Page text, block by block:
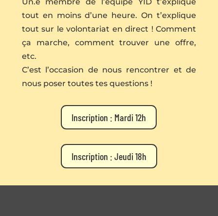
tout en moins d’une heure. On t’explique
tout sur le volontariat en direct ! Comment
ça marche, comment trouver une offre,
etc.
C’est l’occasion de nous rencontrer et de
nous poser toutes tes questions !
Inscription : Mardi 12h
Inscription : Jeudi 18h